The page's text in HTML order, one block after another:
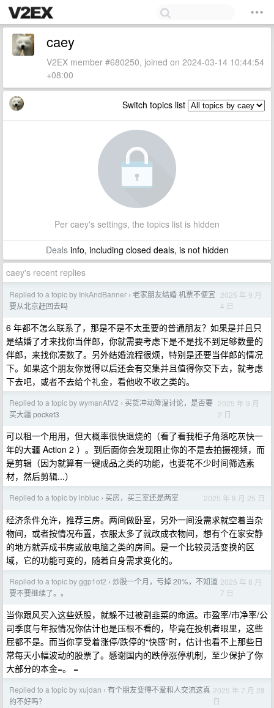
caey
V2EX member #680250, joined on 2024-03-14 10:44:54
+08:00
Switch topics list
Per caey's settings, the topics list is hidden
Dealsinfo, including closed deals, is not hidden
caey's recent replies
Replied to a topic by InkAndBanner › 老家朋友结婚 机票不便宜
要从北京赶回去吗
2025 年 9 月
4 日
6 年都不怎么联系了，那是不是不太重要的普通朋友？如果是并且只
是结婚了才来找你当伴郎，你就需要考虑下是不是找不到足够数量的
伴郎，来找你凑数了。另外结婚流程很烦，特别是还要当伴郎的情况
下。如果这个朋友你觉得以后还会有交集并且值得你交下去，就考虑
下去吧，或者不去给个礼金，看他收不收之类的。
Replied to a topic by wymanAtV2 › 买货冲动降温讨论，是否要
买大疆 pocket3
2025 年 9 月
2 日
可以租一个用用，但大概率很快退烧的（看了看我柜子角落吃灰快一
年的大疆 Action 2 ）。到后面你会发现阻止你的不是去拍摄视频，而
是剪辑（因为就算有一键成品之类的功能，也要花不少时间筛选素
材，然后剪辑...）
Replied to a topic by lnbiuc › 买房，买三室还是两室 2025 年 8 月 25 日
经济条件允许，推荐三房。两间做卧室，另外一间没需求就空着当杂
物间，或者按情况布置，衣服太多了就改成衣物间，想有个在家安静
的地方就弄成书房或放电脑之类的房间。是一个比较灵活变换的区
域，它的功能可变的，随着自身需求变化的。
Replied to a topic by ggp1ot2 › 炒股一个月，亏掉 20%，不知道
要不要继续了。。
2025 年 8 月
7 日
当你跟风买入这些妖股，就躲不过被割韭菜的命运。市盈率/市净率/公
司季度与年报情况你估计也是压根不看的，毕竟在投机者眼里，这些
屁都不是。而当你享受着涨停/跌停的“快感”时，估计也看不上那些日
常每天小幅波动的股票了。感谢国内的跌停涨停机制，至少保护了你
大部分的本金=。 =
Replied to a topic by xujdan › 有个朋友变得不爱和人交流这真
的不好吗？
2025 年 7 月 28
日